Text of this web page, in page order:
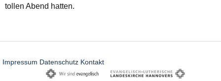
tollen Abend hatten.
Impressum Datenschutz Kontakt